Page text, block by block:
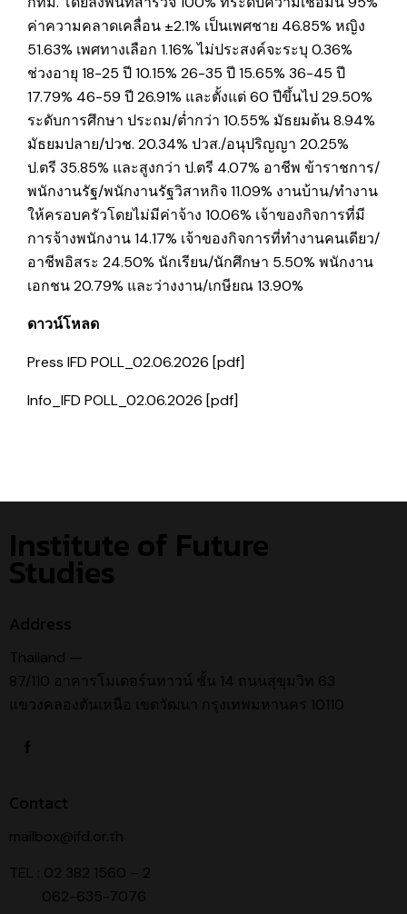
ค่าความคลาดเคลื่อน ±2.1% เป็นเพศชาย 46.85% หญิง
51.63% เพศทางเลือก 1.16% ไม่ประสงค์จะระบุ 0.36%
ช่วงอายุ 18-25 ปี 10.15% 26-35 ปี 15.65% 36-45 ปี
17.79% 46-59 ปี 26.91% และตั้งแต่ 60 ปีขึ้นไป 29.50%
ระดับการศึกษา ประถม/ต่ำกว่า 10.55% มัธยมต้น 8.94%
มัธยมปลาย/ปวช. 20.34% ปวส./อนุปริญญา 20.25%
ป.ตรี 35.85% และสูงกว่า ป.ตรี 4.07% อาชีพ ข้าราชการ/
พนักงานรัฐ/พนักงานรัฐวิสาหกิจ 11.09% งานบ้าน/ทำงาน
ให้ครอบครัวโดยไม่มีค่าจ้าง 10.06% เจ้าของกิจการที่มี
การจ้างพนักงาน 14.17% เจ้าของกิจการที่ทำงานคนเดียว/
อาชีพอิสระ 24.50% นักเรียน/นักศึกษา 5.50% พนักงาน
เอกชน 20.79% และว่างงาน/เกษียณ 13.90%
ดาวน์โหลด
Press IFD POLL_02.06.2026 [pdf]
Info_IFD POLL_02.06.2026 [pdf]
Institute of Future
Studies
Address
Thailand —
87/110 อาคารโมเดอร์นทาวน์ ชั้น 14 ถนนสุขุมวิท 63
แขวงคลองตันเหนือ เขตวัฒนา กรุงเทพมหานคร 10110
Contact
mailbox@ifd.or.th
TEL : 02 382 1560 – 2
062-635-7076